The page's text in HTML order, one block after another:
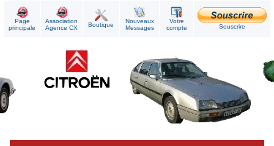
Page
principale
Association
Agence CX
Boutique
Nouveaux
Messages
Votre
compte
Souscrire